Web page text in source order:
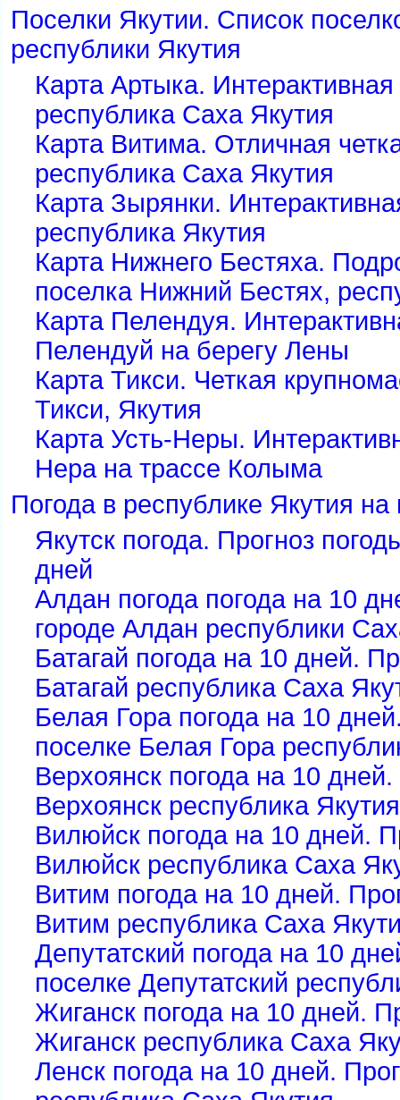
Поселки Якутии. Список
республики Якутия
Карта Артыка.
республика Саха Якутия
Карта Витима. Отличная
республика Саха Якутия
Карта Зырянки.
республика Якутия
Карта Нижнего Бестяха.
поселка Нижний Бестях,
Карта Пелендуя.
Пелендуй на берегу Лены
Карта Тикси. Четкая
Тикси, Якутия
Карта Усть-Неры.
Нера на трассе Колыма
Погода в республике Якутия
Якутск погода. Прогноз
дней
Алдан погода погода на 10
городе Алдан республики
Батагай погода на 10 дней.
Батагай республика Саха
Белая Гора погода на 10
поселке Белая Гора
Верхоянск погода на 10
Верхоянск республика Якутия
Вилюйск погода на 10 дней.
Вилюйск республика Саха
Витим погода на 10 дней.
Витим республика Саха
Депутатский погода на 10
поселке Депутатский
Жиганск погода на 10 дней.
Жиганск республика Саха
Ленск погода на 10 дней.